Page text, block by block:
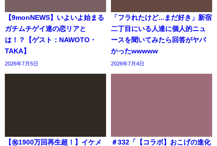
【9monNEWS】いよいよ始まる
ガチムチゲイ達の恋リアと
は！？【ゲスト：NAWOTO・
TAKA】
2026年7月5日
「フラれたけど...まだ好き」新宿
二丁目にいる人達に個人的ニュ
ースを聞いてみたら回答がヤバ
かったwwwww
2026年7月4日
【㊗️1900万回再生超！】イケメ
＃332「【コラボ】おこげの進化